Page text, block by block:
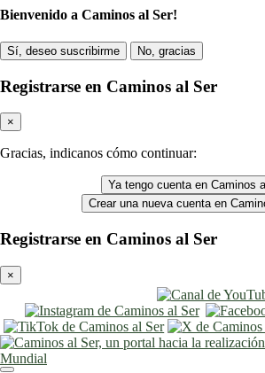
Bienvenido a Caminos al Ser!
Sí, deseo suscribirme No, gracias
Registrarse en Caminos al Ser
×
Gracias, indicanos cómo continuar:
Ya tengo cuenta en Caminos
Crear una nueva cuenta en
Registrarse en Caminos al Ser
×